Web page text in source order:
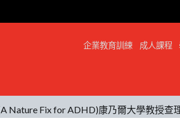
企業教育訓練 成人課程
Nature Fix for ADHD)康乃爾大學教授查